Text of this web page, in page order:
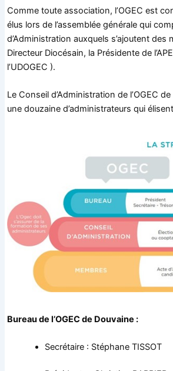
Comme toute association, l’OGEC est
élus lors de l’assemblée générale qui
d’Administration auxquels s’ajoutent des
Directeur Diocésain, la Présidente de
l’UDOGEC ).
Le Conseil d’Administration de l’OGEC
une douzaine d’administrateurs qui
Bureau de l’OGEC de Douvaine :
Secrétaire : Stéphane TISSOT